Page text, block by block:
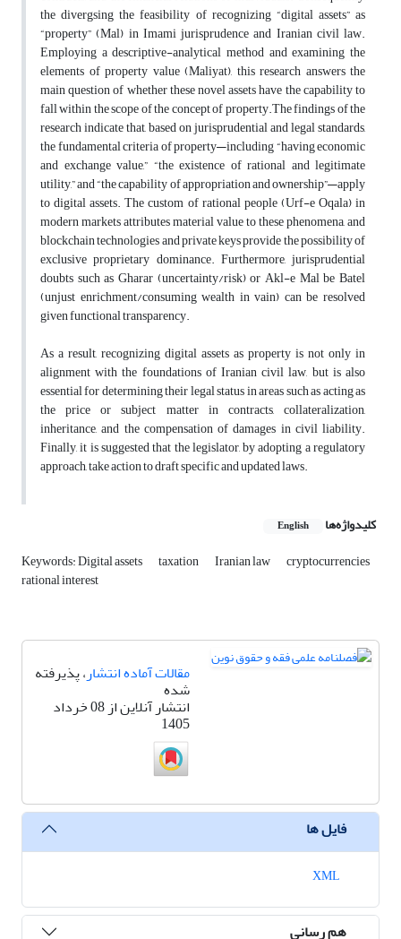
the divergsing the feasibility of recognizing “digital assets” as
“property” (Mal) in Imami jurisprudence and Iranian civil law.
Employing a descriptive-analytical method and examining the
elements of property value (Maliyat), this research answers the
main question of whether these novel assets have the capability to
fall within the scope of the concept of property.The findings of the
research indicate that, based on jurisprudential and legal standards,
the fundamental criteria of property—including “having economic
and exchange value,” “the existence of rational and legitimate
utility,” and “the capability of appropriation and ownership”—apply
to digital assets. The custom of rational people (Urf-e Oqala) in
modern markets attributes material value to these phenomena, and
blockchain technologies and private keys provide the possibility of
exclusive proprietary dominance. Furthermore, jurisprudential
doubts such as Gharar (uncertainty/risk) or Akl-e Mal be Batel
(unjust enrichment/consuming wealth in vain) can be resolved
given functional transparency.
As a result, recognizing digital assets as property is not only in
alignment with the foundations of Iranian civil law, but is also
essential for determining their legal status in areas such as acting as
the price or subject matter in contracts, collateralization,
inheritance, and the compensation of damages in civil liability.
Finally, it is suggested that the legislator, by adopting a regulatory
approach, take action to draft specific and updated laws.
کلیدواژه‌ها English
Keywords: Digital assets taxation Iranian law cryptocurrencies
rational interest
مقالات آماده انتشار، پذیرفته
شده
انتشار آنلاین از 08 خرداد
1405
فایل ها
هم رسانی